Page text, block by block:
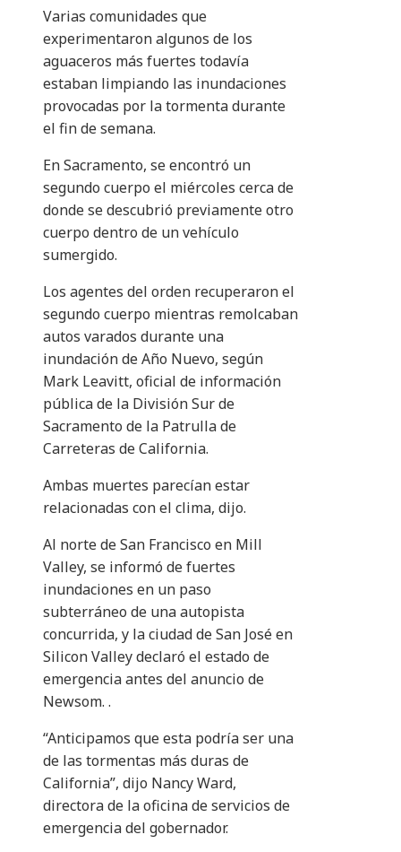
Varias comunidades que
experimentaron algunos de los
aguaceros más fuertes todavía
estaban limpiando las inundaciones
provocadas por la tormenta durante
el fin de semana.
En Sacramento, se encontró un
segundo cuerpo el miércoles cerca de
donde se descubrió previamente otro
cuerpo dentro de un vehículo
sumergido.
Los agentes del orden recuperaron el
segundo cuerpo mientras remolcaban
autos varados durante una
inundación de Año Nuevo, según
Mark Leavitt, oficial de información
pública de la División Sur de
Sacramento de la Patrulla de
Carreteras de California.
Ambas muertes parecían estar
relacionadas con el clima, dijo.
Al norte de San Francisco en Mill
Valley, se informó de fuertes
inundaciones en un paso
subterráneo de una autopista
concurrida, y la ciudad de San José en
Silicon Valley declaró el estado de
emergencia antes del anuncio de
Newsom. .
“Anticipamos que esta podría ser una
de las tormentas más duras de
California”, dijo Nancy Ward,
directora de la oficina de servicios de
emergencia del gobernador.